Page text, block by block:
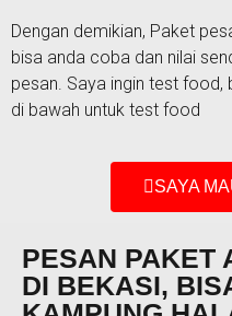
Dengan demikian, Paket
bisa anda coba dan nilai
pesan. Saya ingin test
di bawah untuk test food
SAYA
PESAN PAKET
DI BEKASI,